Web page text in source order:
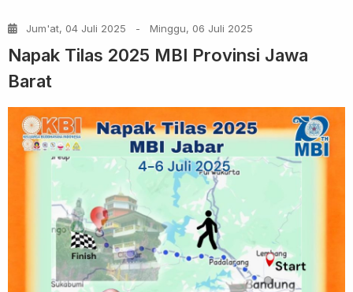
Jum'at, 04 Juli 2025 - Minggu, 06 Juli 2025
Napak Tilas 2025 MBI Provinsi Jawa
Barat